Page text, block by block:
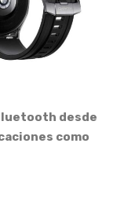
desde
como